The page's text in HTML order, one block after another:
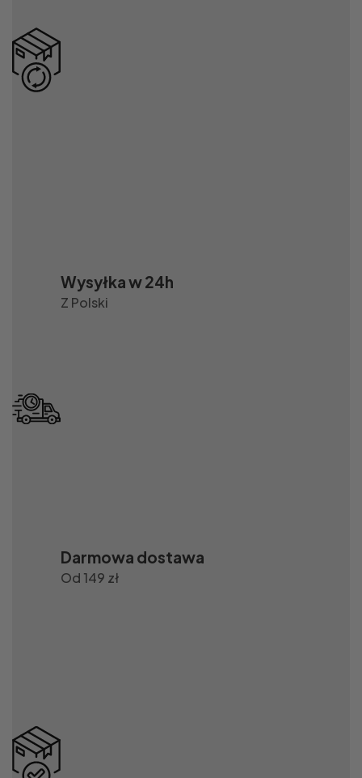
Wysyłka w 24h
Z Polski
Darmowa dostawa
Od 149 zł